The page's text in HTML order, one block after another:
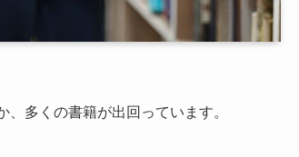
多くの書籍が出回っています。